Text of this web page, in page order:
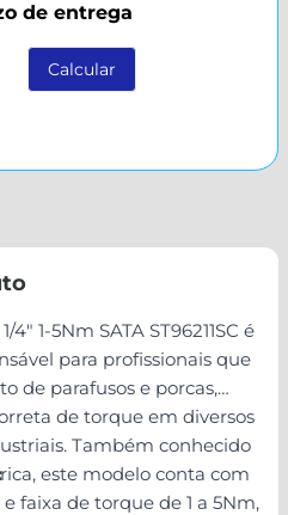
de entrega
1-5Nm SATA ST96211SC é
para profissionais que
de parafusos e porcas,
de torque em diversos
Também conhecido
este modelo conta com
faixa de torque de 1 a 5Nm,